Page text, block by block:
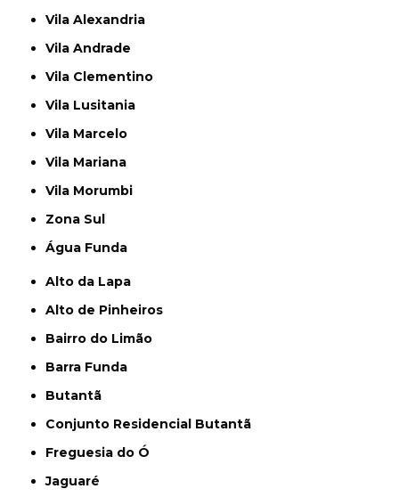
Vila Alexandria
Vila Andrade
Vila Clementino
Vila Lusitania
Vila Marcelo
Vila Mariana
Vila Morumbi
Zona Sul
Água Funda
Alto da Lapa
Alto de Pinheiros
Bairro do Limão
Barra Funda
Butantã
Conjunto Residencial Butantã
Freguesia do Ó
Jaguaré